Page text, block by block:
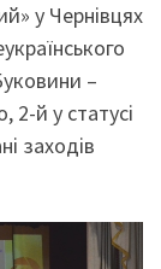
у Чернівцях
–
2-й у статусі
заходів